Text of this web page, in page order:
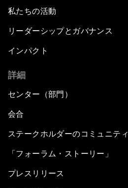
私たちの活動
リーダーシップとガバナンス
インパクト
詳細
センター（部門）
会合
ステークホルダーのコミュニティ
「フォーラム・ストーリー」
プレスリリース